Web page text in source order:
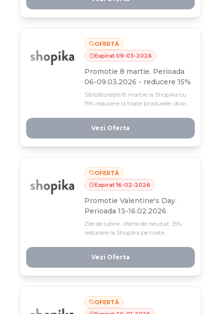
OFERTĂ
Expirat 09-03-2026
Promotie 8 martie. Perioada
06-09.03.2026 - reducere 15%
Sărbătorește 8 martie la Shopika cu
15% reducere la toate produsele, doar
disponibil.
Vezi Oferta
OFERTĂ
Expirat 16-02-2026
Promotie Valentine's Day.
Perioada 13-16.02.2026
Zile de iubire, oferte de neuitat: 15%
reducere la Shopika pe toate
persoana specială cu cadoul perfect,
la preț de invidiat.
Vezi Oferta
OFERTĂ